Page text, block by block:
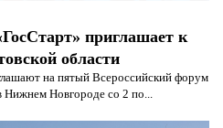
приглашает к
области
на пятый Всероссийский форум
Нижнем Новгороде со 2 по...